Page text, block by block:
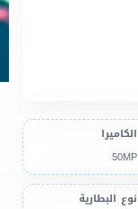
الكاميرا
50MP
نوع البطارية